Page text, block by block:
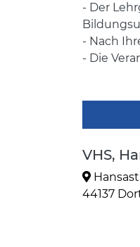
- Der
- Nach
- Die
VHS,
44137